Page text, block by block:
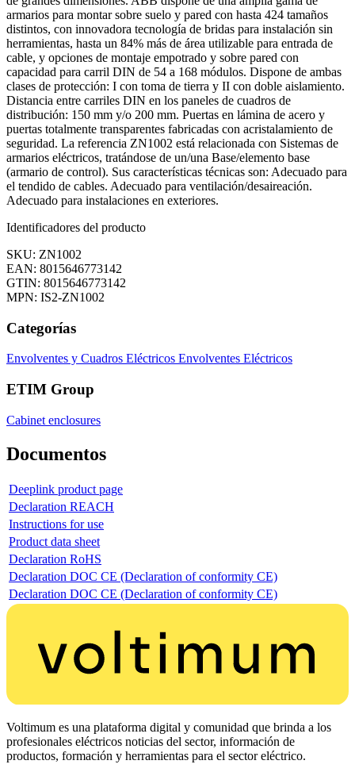
armarios para montar sobre suelo y pared con hasta 424 tamaños
distintos, con innovadora tecnología de bridas para instalación sin
herramientas, hasta un 84% más de área utilizable para entrada de
cable, y opciones de montaje empotrado y sobre pared con
capacidad para carril DIN de 54 a 168 módulos. Dispone de ambas
clases de protección: I con toma de tierra y II con doble aislamiento.
Distancia entre carriles DIN en los paneles de cuadros de
distribución: 150 mm y/o 200 mm. Puertas en lámina de acero y
puertas totalmente transparentes fabricadas con acristalamiento de
seguridad. La referencia ZN1002 está relacionada con Sistemas de
armarios eléctricos, tratándose de un/una Base/elemento base
(armario de control). Sus características técnicas son: Adecuado para
el tendido de cables. Adecuado para ventilación/desaireación.
Adecuado para instalaciones en exteriores.
Identificadores del producto
SKU: ZN1002
EAN: 8015646773142
GTIN: 8015646773142
MPN: IS2-ZN1002
Categorías
Envolventes y Cuadros Eléctricos Envolventes Eléctricos
ETIM Group
Cabinet enclosures
Documentos
Deeplink product page
Declaration REACH
Instructions for use
Product data sheet
Declaration RoHS
Declaration DOC CE (Declaration of conformity CE)
Declaration DOC CE (Declaration of conformity CE)
Voltimum es una plataforma digital y comunidad que brinda a los
profesionales eléctricos noticias del sector, información de
productos, formación y herramientas para el sector eléctrico.